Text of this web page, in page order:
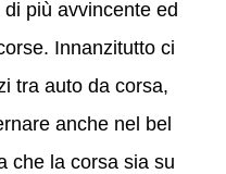
più avvincente ed
Innanzitutto ci
tra auto da corsa,
anche nel bel
che la corsa sia su